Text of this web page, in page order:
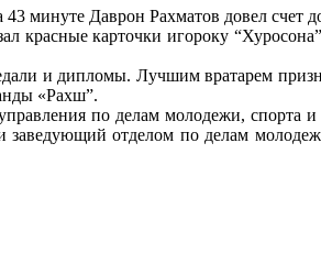
минуте Даврон Рахматов довел счет
красные карточки игороку
и дипломы. Лучшим вратарем
«Рахш”.
по делам молодежи, спорта
отделом по делам